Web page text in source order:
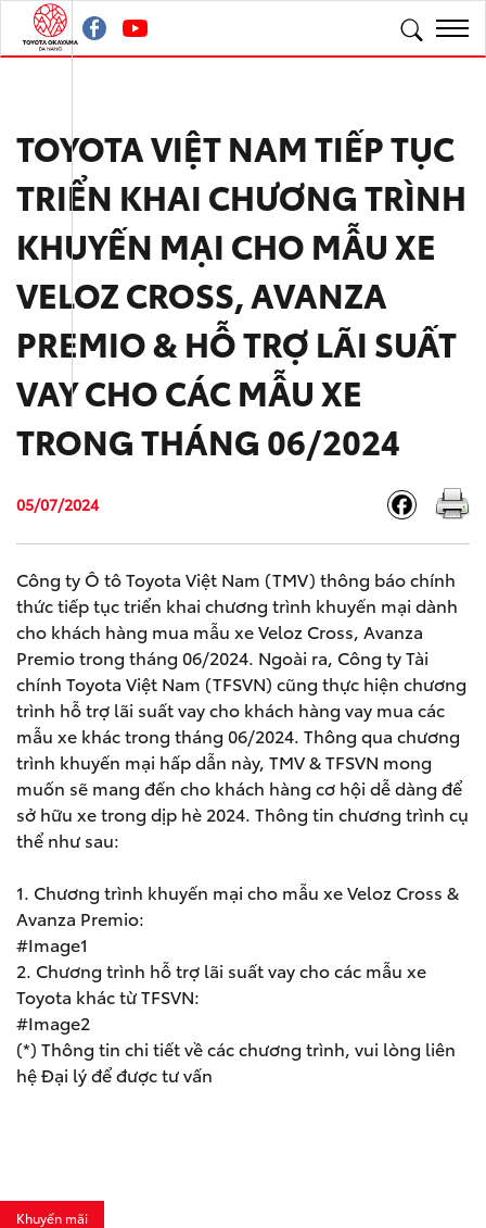
TOYOTA VIỆT NAM TIẾP TỤC
TRIỂN KHAI CHƯƠNG TRÌNH
KHUYẾN MẠI CHO MẪU XE
VELOZ CROSS, AVANZA
PREMIO & HỖ TRỢ LÃI SUẤT
VAY CHO CÁC MẪU XE
TRONG THÁNG 06/2024
05/07/2024
Công ty Ô tô Toyota Việt Nam (TMV) thông báo chính
thức tiếp tục triển khai chương trình khuyến mại dành
cho khách hàng mua mẫu xe Veloz Cross, Avanza
Premio trong tháng 06/2024. Ngoài ra, Công ty Tài
chính Toyota Việt Nam (TFSVN) cũng thực hiện chương
trình hỗ trợ lãi suất vay cho khách hàng vay mua các
mẫu xe khác trong tháng 06/2024. Thông qua chương
trình khuyến mại hấp dẫn này, TMV & TFSVN mong
muốn sẽ mang đến cho khách hàng cơ hội dễ dàng để
sở hữu xe trong dịp hè 2024. Thông tin chương trình cụ
thể như sau:
1. Chương trình khuyến mại cho mẫu xe Veloz Cross &
Avanza Premio:
#Image1
2. Chương trình hỗ trợ lãi suất vay cho các mẫu xe
Toyota khác từ TFSVN:
#Image2
(*) Thông tin chi tiết về các chương trình, vui lòng liên
hệ Đại lý để được tư vấn
Khuyến mãi